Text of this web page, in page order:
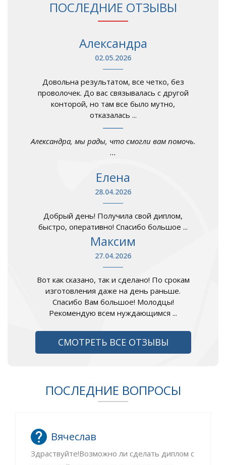
ПОСЛЕДНИЕ ОТЗЫВЫ
Александра
02.05.2026
Довольна результатом, все четко, без
проволочек. До вас связывалась с другой
конторой, но там все было мутно,
отказалась ...
Александра, мы рады, что смогли вам помочь.
...
Елена
28.04.2026
Добрый день! Получила свой диплом,
быстро, оперативно! Спасибо большое ...
Максим
27.04.2026
Вот как сказано, так и сделано! По срокам
изготовления даже на день раньше.
Спасибо Вам большое! Молодцы!
Рекомендую всем нуждающимся ...
СМОТРЕТЬ ВСЕ ОТЗЫВЫ
ПОСЛЕДНИЕ ВОПРОСЫ
Вячеслав
Здраствуйте!Возможно ли сделать диплом с